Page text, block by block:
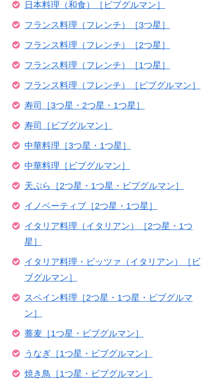
日本料理（和食）［ビブグルマン］
フランス料理（フレンチ）［3つ星］
フランス料理（フレンチ）［2つ星］
フランス料理（フレンチ）［1つ星］
フランス料理（フレンチ）［ビブグルマン］
寿司［3つ星・2つ星・1つ星］
寿司［ビブグルマン］
中華料理［3つ星・1つ星］
中華料理［ビブグルマン］
天ぷら［2つ星・1つ星・ビブグルマン］
イノベーティブ［2つ星・1つ星］
イタリア料理（イタリアン）［2つ星・1つ
星］
イタリア料理・ピッツァ（イタリアン）［ビ
ブグルマン］
スペイン料理［2つ星・1つ星・ビブグルマ
ン］
蕎麦［1つ星・ビブグルマン］
うなぎ［1つ星・ビブグルマン］
焼き鳥［1つ星・ビブグルマン］